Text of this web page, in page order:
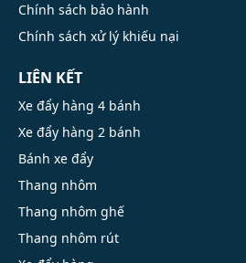
Chính sách bảo hành
Chính sách xử lý khiếu nại
LIÊN KẾT
Xe đẩy hàng 4 bánh
Xe đẩy hàng 2 bánh
Bánh xe đẩy
Thang nhôm
Thang nhôm ghế
Thang nhôm rút